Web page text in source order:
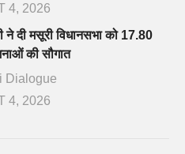
4, 2026
ने दी मसूरी विधानसभा को 17.80
की सौगात
Dialogue
4, 2026